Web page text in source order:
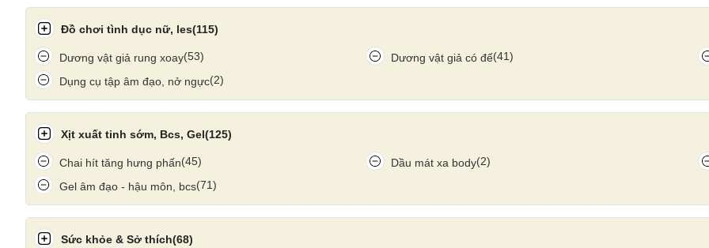
mặt hàng này đang dần trở thành sự lựa chọn phổ biến cho những ai muốn trải nghiệm sự kích thích và giải tỏa căng
thẳng một cách nhanh chóng.
Đồ chơi tình dục nữ, les(115)
Dương vật giả rung xoay(53) Dương vật giả có đế(41)
Dụng cụ tập âm đạo, nở ngực(2)
Xịt xuất tinh sớm, Bcs, Gel(125)
Chai hít tăng hưng phấn(45) Dầu mát xa body(2)
Gel âm đạo - hậu môn, bcs(71)
Sức khỏe & Sở thích(68)